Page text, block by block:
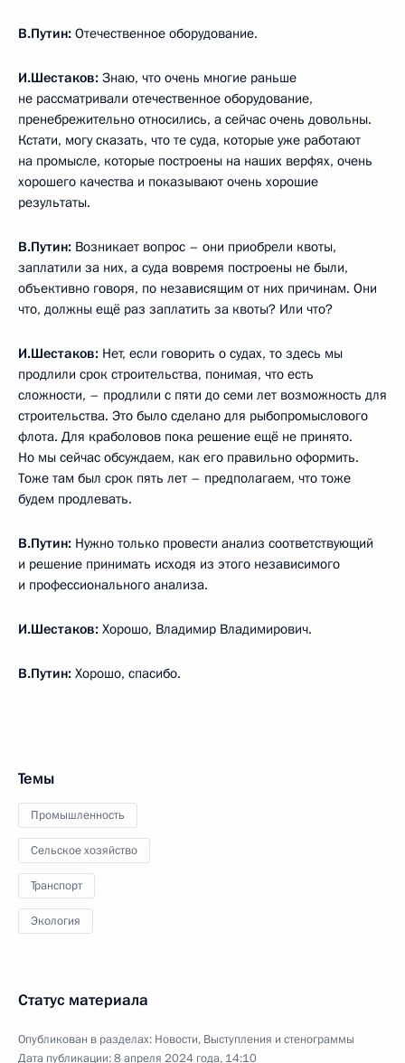
В.Путин: Отечественное оборудование.
И.Шестаков: Знаю, что очень многие раньше
не рассматривали отечественное оборудование,
пренебрежительно относились, а сейчас очень довольны.
Кстати, могу сказать, что те суда, которые уже работают
на промысле, которые построены на наших верфях, очень
хорошего качества и показывают очень хорошие
результаты.
В.Путин: Возникает вопрос – они приобрели квоты,
заплатили за них, а суда вовремя построены не были,
объективно говоря, по независящим от них причинам. Они
что, должны ещё раз заплатить за квоты? Или что?
И.Шестаков: Нет, если говорить о судах, то здесь мы
продлили срок строительства, понимая, что есть
сложности, – продлили с пяти до семи лет возможность для
строительства. Это было сделано для рыбопромыслового
флота. Для краболовов пока решение ещё не принято.
Но мы сейчас обсуждаем, как его правильно оформить.
Тоже там был срок пять лет – предполагаем, что тоже
будем продлевать.
В.Путин: Нужно только провести анализ соответствующий
и решение принимать исходя из этого независимого
и профессионального анализа.
И.Шестаков: Хорошо, Владимир Владимирович.
В.Путин: Хорошо, спасибо.
Темы
Промышленность
Сельское хозяйство
Транспорт
Экология
Статус материала
Опубликован в разделах: Новости, Выступления и стенограммы
Дата публикации:8 апреля 2024 года, 14:10